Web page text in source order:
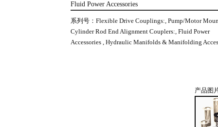
Fluid Power Accessories
系列号：Flexible Drive Couplings:, Pump/Motor
Cylinder Rod End Alignment Couplers:, Fluid Power
Accessories , Hydraulic Manifolds & Manifolding
产品图